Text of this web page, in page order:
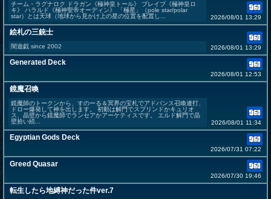
チーム・ラグナロク ドラガン《極神皇トール》 ブレイブ《極神皇ロ
キ》 ハラルド《極神聖帝オーディン》 「極星」（pole star/polar
star）とは天球（地球から見かけ上の星の位置を配置し...
2026/08/01 13:29
絵札の三銃士
闇遊戯 since 2002 2026/08/01 13:29
Generated Deck
2026/08/01 12:53
鏡魔召喚
鏡魔師のトークンから、すのーる＆冥界の宝札でアドバンス召喚連打、
ドロー爆発して神を出します。 初動は解門でスプリンドかキュリオ
ス、晶壁から鏡魔師でランセアかアーケティスです。 エルド解門で晶
壁拾い続...
2026/08/01 11:34
Egyptian Gods Deck
2026/07/31 07:22
Greed Quasar
2026/07/30 19:46
転生したら地縛神だった件ver.7